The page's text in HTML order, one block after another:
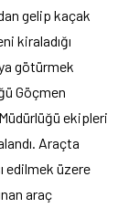
gelip kaçak
kiraladığı
götürmek
Göçmen
Müdürlüğü ekipleri
Araçta
edilmek üzere
araç